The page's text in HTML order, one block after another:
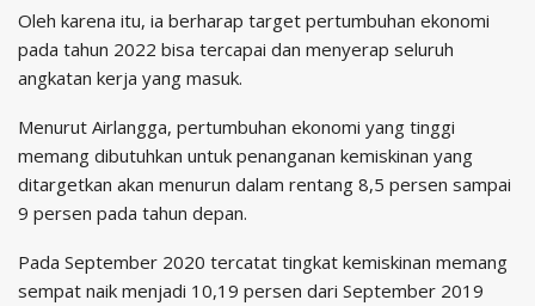
Oleh karena itu, ia berharap target pertumbuhan ekonomi
pada tahun 2022 bisa tercapai dan menyerap seluruh
angkatan kerja yang masuk.
Menurut Airlangga, pertumbuhan ekonomi yang tinggi
memang dibutuhkan untuk penanganan kemiskinan yang
ditargetkan akan menurun dalam rentang 8,5 persen sampai
9 persen pada tahun depan.
Pada September 2020 tercatat tingkat kemiskinan memang
sempat naik menjadi 10,19 persen dari September 2019